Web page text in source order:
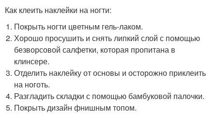
Как клеить наклейки на ногти:
Покрыть ногти цветным гель-лаком.
Хорошо просушить и снять липкий слой с помощью
безворсовой салфетки, которая пропитана в
клинсере.
Отделить наклейку от основы и осторожно приклеить
на ноготь.
Разгладить складки с помощью бамбуковой палочки.
Покрыть дизайн фнишным топом.